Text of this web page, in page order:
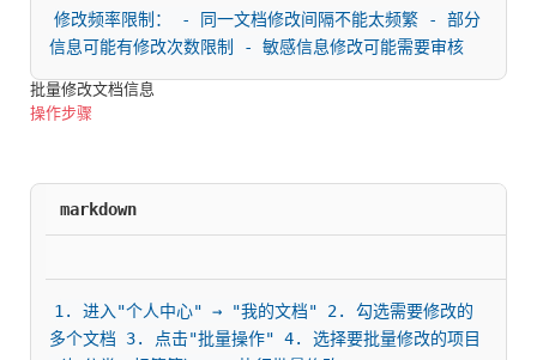
修改频率限制： - 同一文档修改间隔不能太频繁 - 部分
信息可能有修改次数限制 - 敏感信息修改可能需要审核
批量修改文档信息
操作步骤
markdown
1. 进入"个人中心" → "我的文档" 2. 勾选需要修改的
多个文档 3. 点击"批量操作" 4. 选择要批量修改的项目